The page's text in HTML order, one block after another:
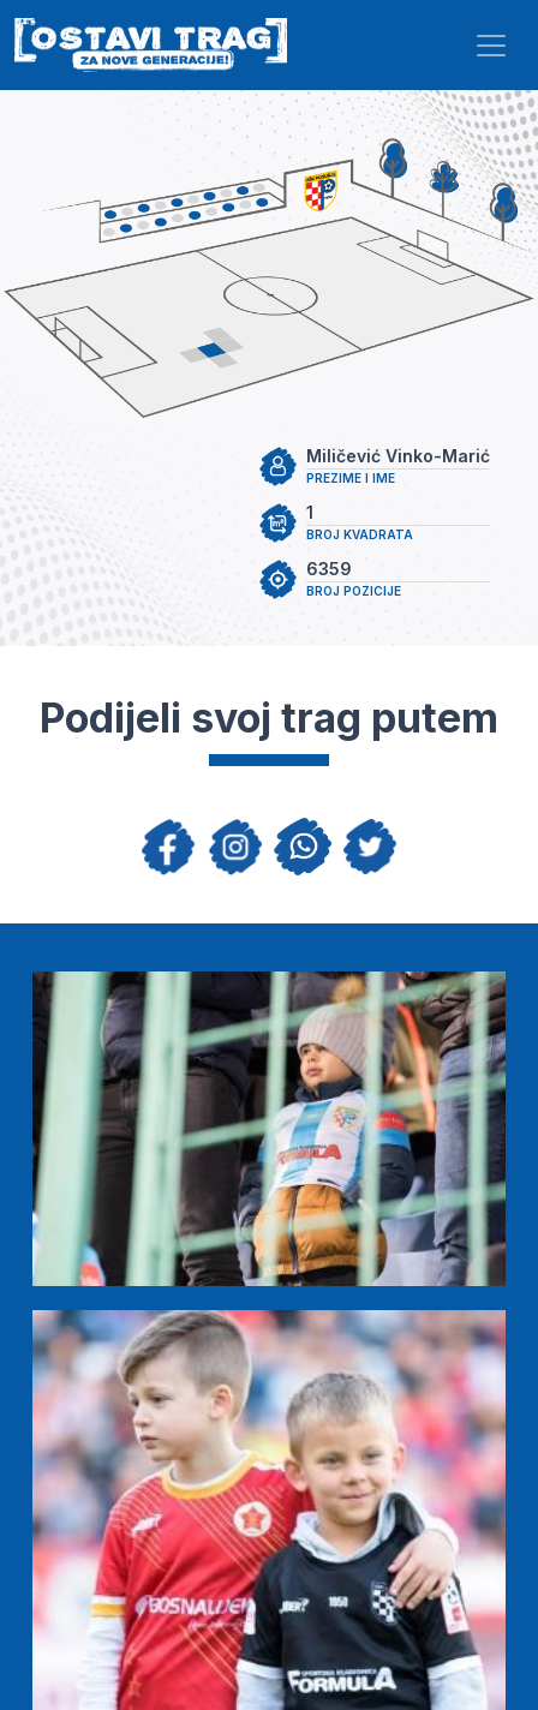
Skip to main content
PREZIME I IME
Miličević Vinko-Marić
BROJ KVADRATA
1
BROJ POZICIJE
6359
Podijeli svoj trag putem